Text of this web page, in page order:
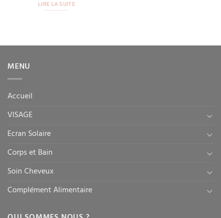
LIRE LA SUITE
MENU
Accueil
VISAGE
Ecran Solaire
Corps et Bain
Soin Cheveux
Complément Alimentaire